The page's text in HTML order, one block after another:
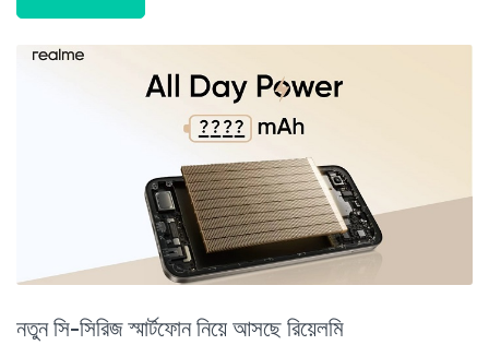
নতুন সি-সিরিজ স্মার্টফোন নিয়ে আসছে রিয়েলমি